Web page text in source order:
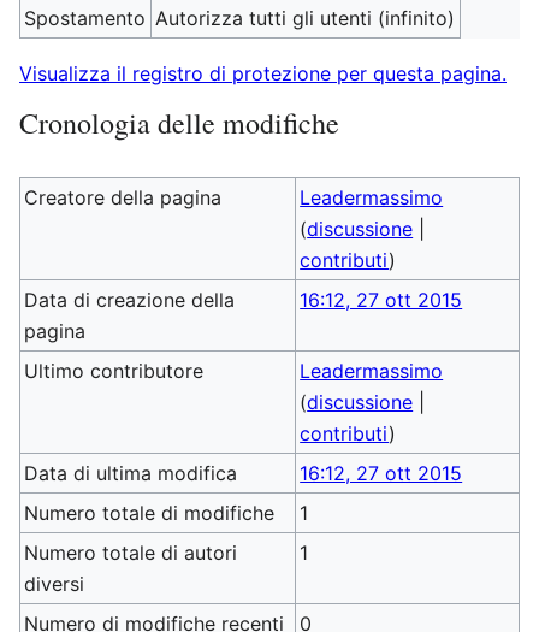
Spostamento Autorizza tutti gli utenti (infinito)
Visualizza il registro di protezione per questa pagina.
Cronologia delle modifiche
Creatore della pagina
Leadermassimo
(discussione
contributi)
Data di creazione della
pagina
16:12, 27 ott 2015
Ultimo contributore
Leadermassimo
(discussione
contributi)
Data di ultima modifica
16:12, 27 ott 2015
Numero totale di modifiche
1
Numero totale di autori
diversi
1
Numero di modifiche recenti 0